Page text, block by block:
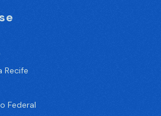
Recife
Federal